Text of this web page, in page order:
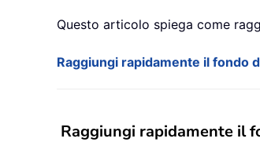
Questo articolo spiega come
Raggiungi rapidamente il fondo
Raggiungi rapidamente il